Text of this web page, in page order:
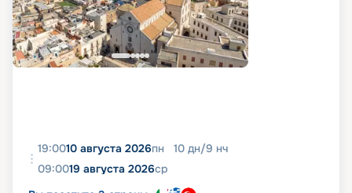
19:0010 августа 2026пн 10 дн/9 нч
09:0019 августа 2026ср